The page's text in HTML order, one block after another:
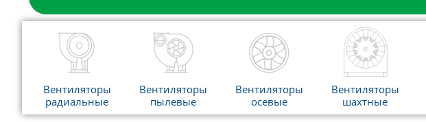
Вентиляторы
радиальные
Вентиляторы
пылевые
Вентиляторы
осевые
Вентиляторы
шахтные